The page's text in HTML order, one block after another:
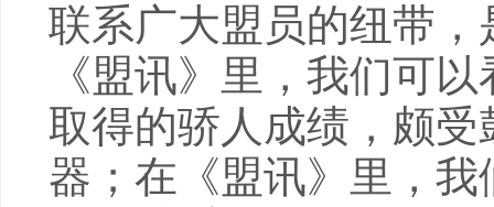
联系广大盟员的纽带
《盟讯》里，我们可
取得的骄人成绩，颇
器；在《盟讯》里，